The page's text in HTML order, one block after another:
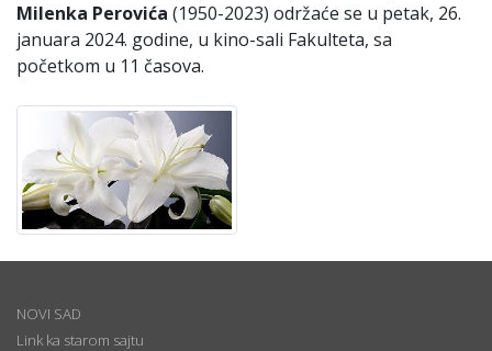
Milenka Perovića (1950-2023) održaće se u petak, 26.
januara 2024. godine, u kino-sali Fakulteta, sa
početkom u 11 časova.
NOVI SAD
Link ka starom sajtu